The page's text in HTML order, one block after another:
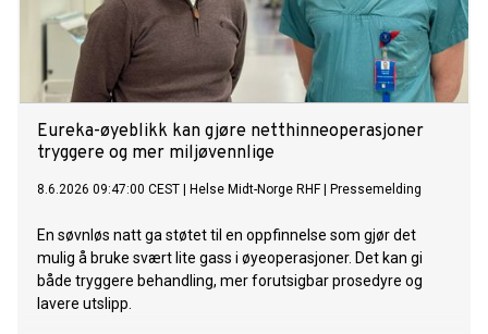
Eureka-øyeblikk kan gjøre netthinneoperasjoner
tryggere og mer miljøvennlige
8.6.2026 09:47:00 CEST Helse Midt-Norge RHF| Pressemelding
En søvnløs natt ga støtet til en oppfinnelse som gjør det
mulig å bruke svært lite gass i øyeoperasjoner. Det kan gi
både tryggere behandling, mer forutsigbar prosedyre og
lavere utslipp.